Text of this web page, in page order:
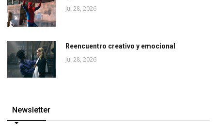
Jul 28, 2026
Reencuentro creativo y emocional
Jul 28, 2026
Newsletter